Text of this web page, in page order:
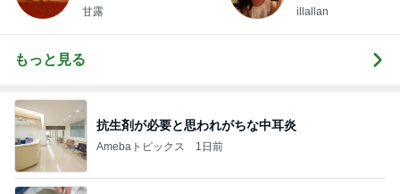
甘露 illallan
もっと見る
抗生剤が必要と思われがちな中耳炎
Amebaトピックス 1日前